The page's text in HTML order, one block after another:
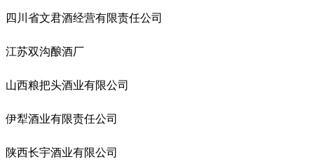
四川省文君酒经营有限责任公司
江苏双沟酿酒厂
山西粮把头酒业有限公司
伊犁酒业有限责任公司
陕西长宇酒业有限公司